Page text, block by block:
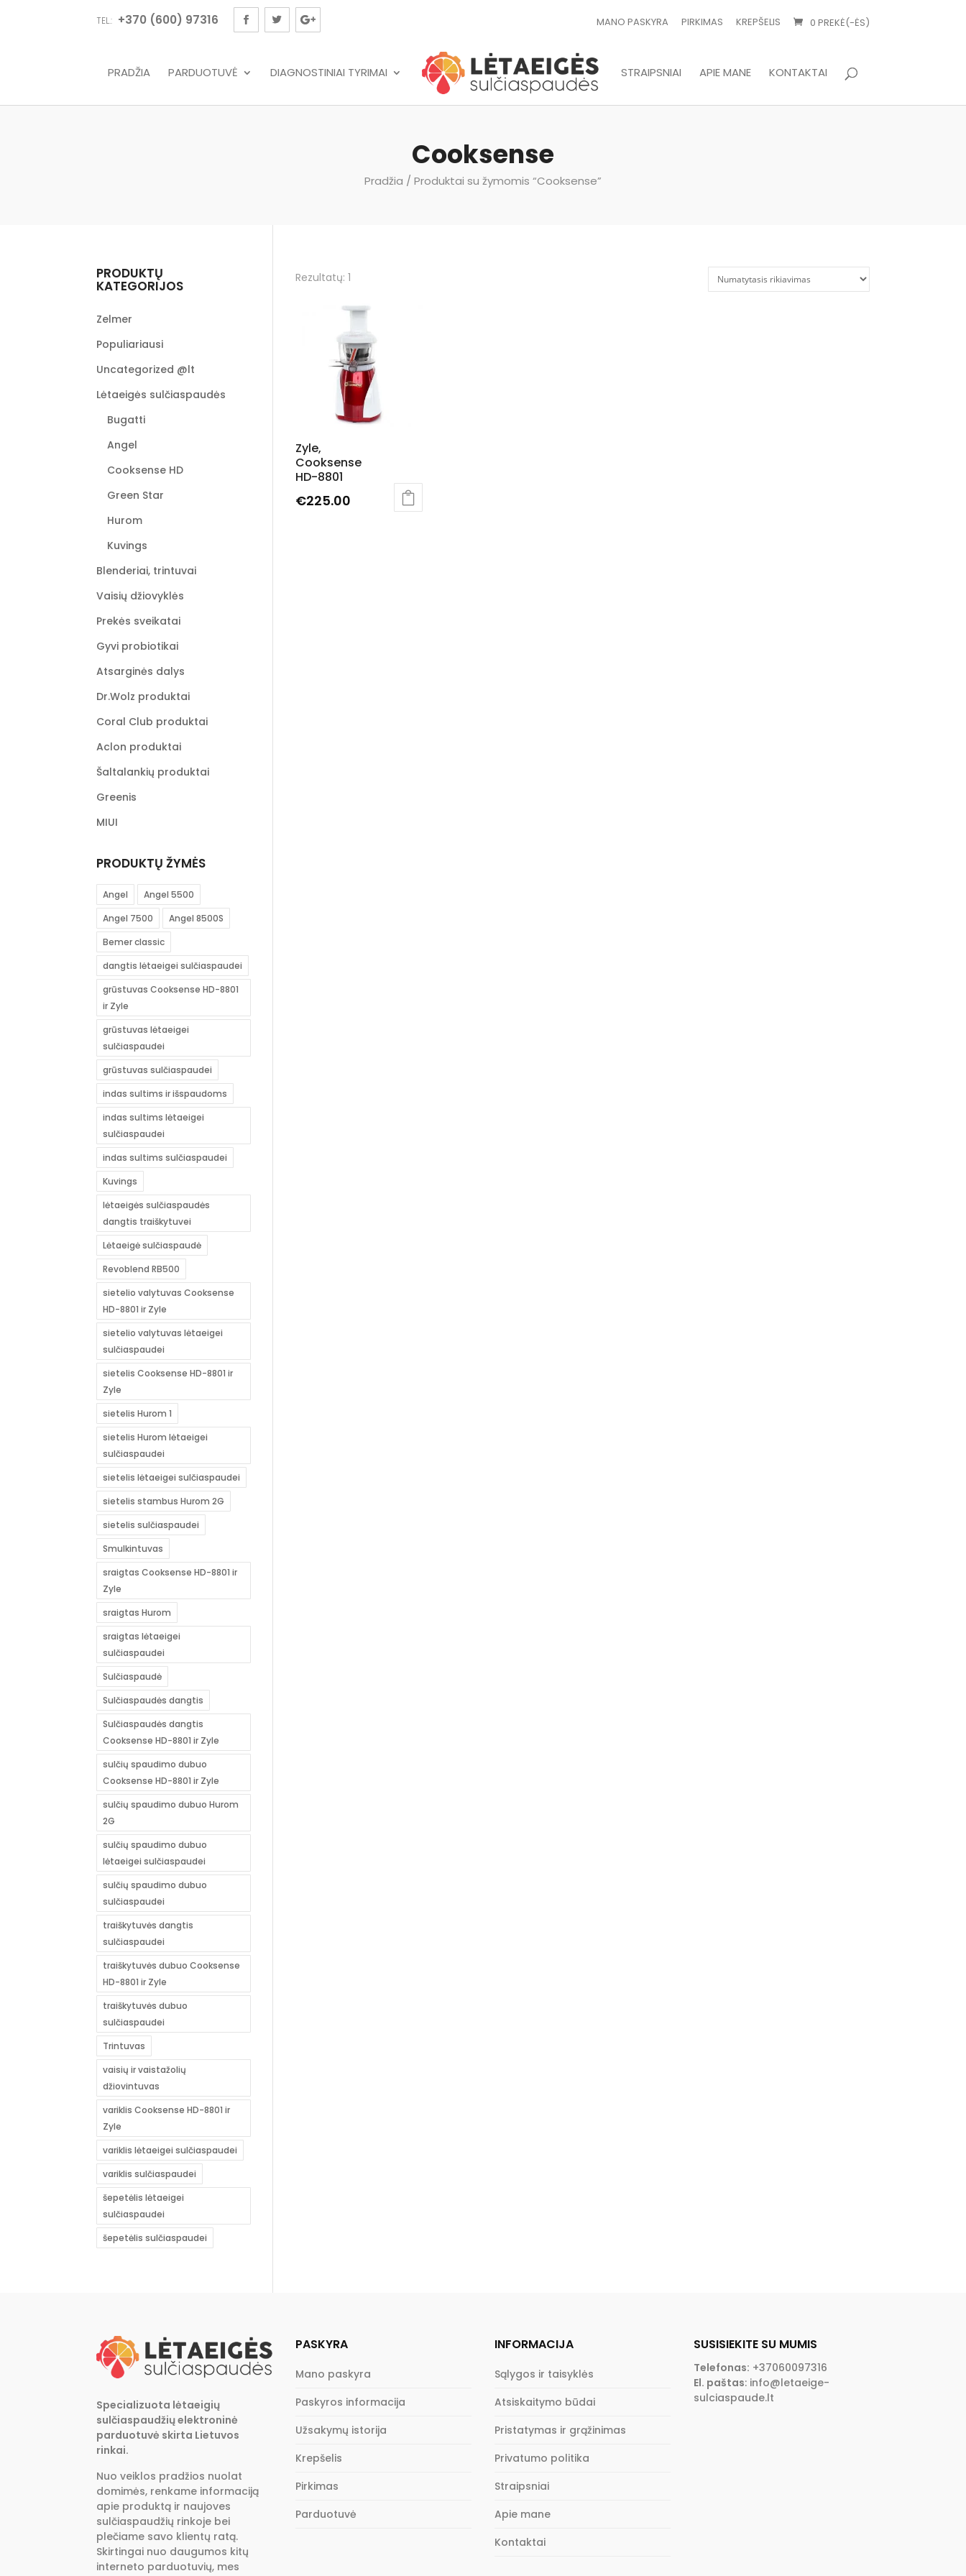
TEL.: +370 (600) 97316 MANO PASKYRA PIRKIMAS KREPŠELIS 0 PREKĖ(-ĖS)
PRADŽIA PARDUOTUVĖ DIAGNOSTINIAI TYRIMAI STRAIPSNIAI APIE MANE KONTAKTAI
Cooksense
Pradžia / Produktai su žymomis “Cooksense”
Rezultatų: 1
Zyle,
Cooksense
HD-8801
€225.00
PRODUKTŲ
KATEGORIJOS
Zelmer
Populiariausi
Uncategorized @lt
Lėtaeigės sulčiaspaudės
Bugatti
Angel
Cooksense HD
Green Star
Hurom
Kuvings
Blenderiai, trintuvai
Vaisių džiovyklės
Prekės sveikatai
Gyvi probiotikai
Atsarginės dalys
Dr.Wolz produktai
Coral Club produktai
Aclon produktai
Šaltalankių produktai
Greenis
MIUI
PRODUKTŲ ŽYMĖS
Angel
Angel 5500
Angel 7500
Angel 8500S
Bemer classic
dangtis lėtaeigei sulčiaspaudei
grūstuvas Cooksense HD-8801
ir Zyle
grūstuvas lėtaeigei
sulčiaspaudei
grūstuvas sulčiaspaudei
indas sultims ir išspaudoms
indas sultims lėtaeigei
sulčiaspaudei
indas sultims sulčiaspaudei
Kuvings
lėtaeigės sulčiaspaudės
dangtis traiškytuvei
Lėtaeigė sulčiaspaudė
Revoblend RB500
sietelio valytuvas Cooksense
HD-8801 ir Zyle
sietelio valytuvas lėtaeigei
sulčiaspaudei
sietelis Cooksense HD-8801 ir
Zyle
sietelis Hurom 1
sietelis Hurom lėtaeigei
sulčiaspaudei
sietelis lėtaeigei sulčiaspaudei
sietelis stambus Hurom 2G
sietelis sulčiaspaudei
Smulkintuvas
sraigtas Cooksense HD-8801 ir
Zyle
sraigtas Hurom
sraigtas lėtaeigei
sulčiaspaudei
Sulčiaspaudė
Sulčiaspaudės dangtis
Sulčiaspaudės dangtis
Cooksense HD-8801 ir Zyle
sulčių spaudimo dubuo
Cooksense HD-8801 ir Zyle
sulčių spaudimo dubuo Hurom
2G
sulčių spaudimo dubuo
lėtaeigei sulčiaspaudei
sulčių spaudimo dubuo
sulčiaspaudei
traiškytuvės dangtis
sulčiaspaudei
traiškytuvės dubuo Cooksense
HD-8801 ir Zyle
traiškytuvės dubuo
sulčiaspaudei
Trintuvas
vaisių ir vaistažolių
džiovintuvas
variklis Cooksense HD-8801 ir
Zyle
variklis lėtaeigei sulčiaspaudei
variklis sulčiaspaudei
šepetėlis lėtaeigei
sulčiaspaudei
šepetėlis sulčiaspaudei
Specializuota lėtaeigių
sulčiaspaudžių elektroninė
parduotuvė skirta Lietuvos
rinkai.
Nuo veiklos pradžios nuolat
domimės, renkame informaciją
apie produktą ir naujoves
sulčiaspaudžių rinkoje bei
plečiame savo klientų ratą.
Skirtingai nuo daugumos kitų
interneto parduotuvių, mes
PASKYRA
Mano paskyra
Paskyros informacija
Užsakymų istorija
Krepšelis
Pirkimas
Parduotuvė
INFORMACIJA
Sąlygos ir taisyklės
Atsiskaitymo būdai
Pristatymas ir grąžinimas
Privatumo politika
Straipsniai
Apie mane
Kontaktai
SUSISIEKITE SU MUMIS
Telefonas: +37060097316
El. paštas: info@letaeige-
sulciaspaude.lt